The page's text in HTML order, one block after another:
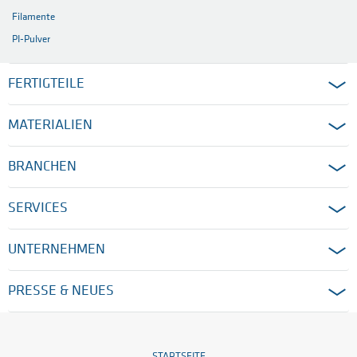
Filamente
PI-Pulver
FERTIGTEILE
MATERIALIEN
BRANCHEN
SERVICES
UNTERNEHMEN
PRESSE & NEUES